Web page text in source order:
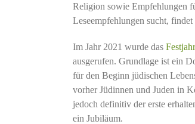
Religion sowie Empfehlungen
Leseempfehlungen sucht,
Im Jahr 2021 wurde das
ausgerufen. Grundlage ist ein
für den Beginn jüdischen
vorher Jüdinnen und Juden in
jedoch definitiv der erste
ein Jubiläum.